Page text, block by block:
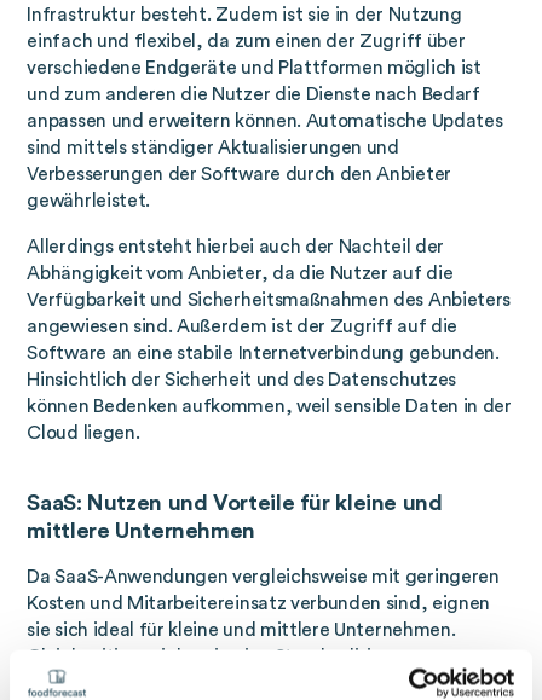
Infrastruktur besteht. Zudem ist sie in der Nutzung
einfach und flexibel, da zum einen der Zugriff über
verschiedene Endgeräte und Plattformen möglich ist
und zum anderen die Nutzer die Dienste nach Bedarf
anpassen und erweitern können. Automatische Updates
sind mittels ständiger Aktualisierungen und
Verbesserungen der Software durch den Anbieter
gewährleistet.
Allerdings entsteht hierbei auch der Nachteil der
Abhängigkeit vom Anbieter, da die Nutzer auf die
Verfügbarkeit und Sicherheitsmaßnahmen des Anbieters
angewiesen sind. Außerdem ist der Zugriff auf die
Software an eine stabile Internetverbindung gebunden.
Hinsichtlich der Sicherheit und des Datenschutzes
können Bedenken aufkommen, weil sensible Daten in der
Cloud liegen.
SaaS: Nutzen und Vorteile für kleine und
mittlere Unternehmen
Da SaaS-Anwendungen vergleichsweise mit geringeren
Kosten und Mitarbeitereinsatz verbunden sind, eignen
sie sich ideal für kleine und mittlere Unternehmen.
Gleichzeitig erzielen sie eine Standardisierung von
Prozessen, die das Unternehmenswachstum